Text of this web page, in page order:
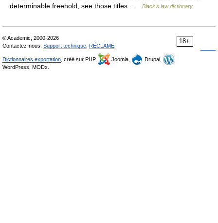
determinable freehold, see those titles …
Black's law dictionary
18+
© Academic, 2000-2026
Contactez-nous: Support technique RÉCLAME
Dictionnaires exportation , créé sur PHP, Joomla,
Drupal,
WordPress, MODx.